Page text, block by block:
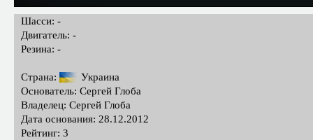
Шасси: -
Двигатель: -
Резина: -
Страна:
Украина
Основатель: Сергей Глоба
Владелец: Сергей Глоба
Дата основания: 28.12.2012
Рейтинг: 3